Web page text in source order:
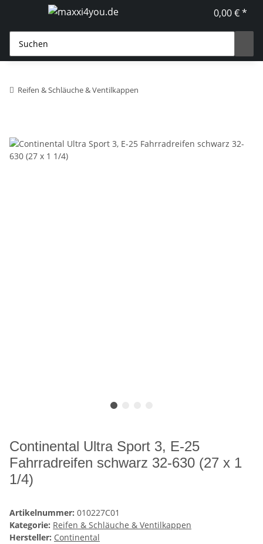
0,00 € *
Reifen & Schläuche & Ventilkappen
Continental Ultra Sport 3, E-25
Fahrradreifen schwarz 32-630 (27 x 1
1/4)
Artikelnummer: 010227C01
Kategorie: Reifen & Schläuche & Ventilkappen
Hersteller: Continental